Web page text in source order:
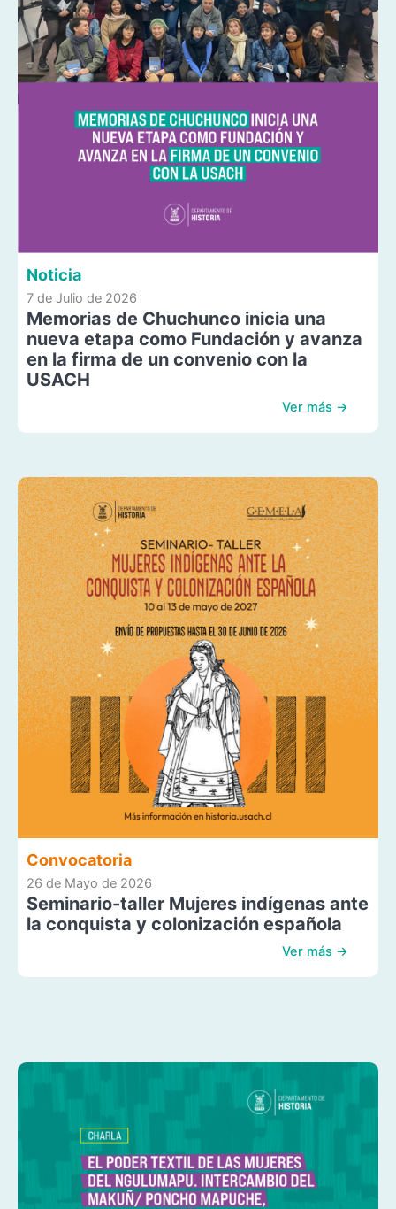
Noticia
7 de Julio de 2026
Memorias de Chuchunco inicia una
nueva etapa como Fundación y avanza
en la firma de un convenio con la
USACH
Ver más →
Convocatoria
26 de Mayo de 2026
Seminario-taller Mujeres indígenas ante
la conquista y colonización española
Ver más →